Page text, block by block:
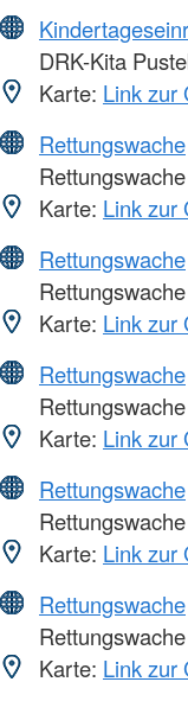
DRK-Kita
Karte: Link zur
Rettungswache
Karte: Link zur
Rettungswache
Karte: Link zur
Rettungswache
Karte: Link zur
Rettungswache
Karte: Link zur
Rettungswache
Karte: Link zur